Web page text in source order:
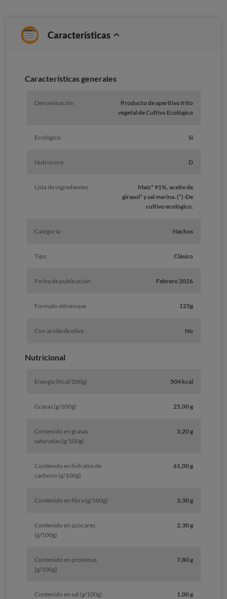
Características
Características generales
Denominación
Producto de aperitivo frito
vegetal de Cultivo Ecológico
Ecológico Sí
Nutriscore D
Lista de ingredientes
Maíz* 91%, aceite de
girasol* y sal marina. (*)-De
cultivo ecológico.
Categoría Nachos
Tipo Clásico
Fecha de publicación Febrero 2026
Formato del envase 125g
Con aceite de oliva No
Nutricional
Energía (Kcal/100g) 504 kcal
Grasas (g/100g) 25,00 g
Contenido en grasas
saturadas (g/100g)
3,20 g
Contenido en hidratos de
carbono (g/100g)
61,00 g
Contenido en fibra (g/100g) 3,30 g
Contenido en azúcares
(g/100g)
2,30 g
Contenido en proteínas
(g/100g)
7,80 g
Contenido en sal (g/100g) 1,00 g